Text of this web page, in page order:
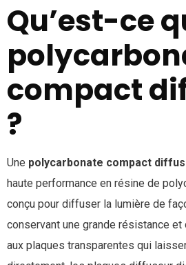
Qu’est-ce
compact
?
Une polycarbonate compact
haute performance en résine de
conçu pour diffuser la lumière de
conservant une grande résistance et
aux plaques transparentes qui